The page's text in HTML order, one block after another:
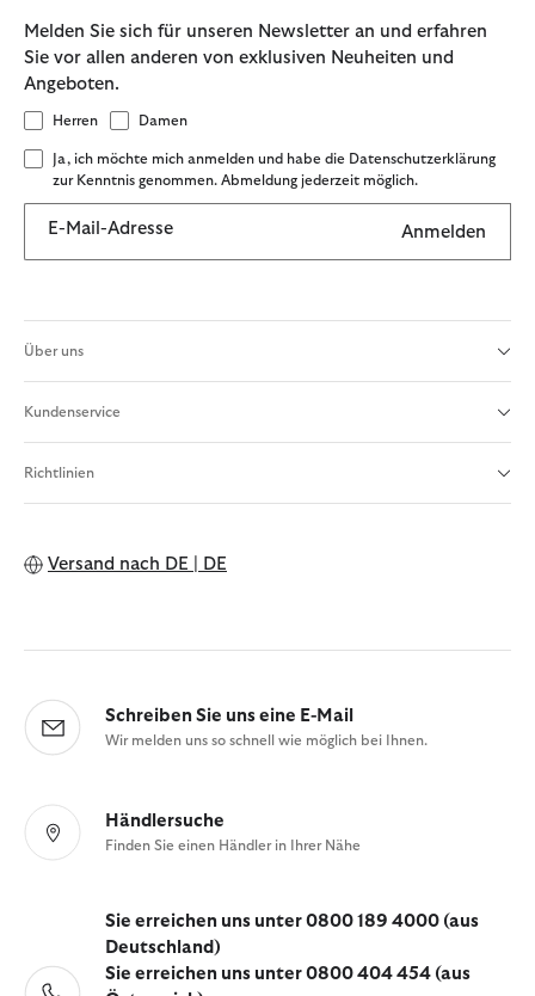
Melden Sie sich für unseren Newsletter an und erfahren
Sie vor allen anderen von exklusiven Neuheiten und
Angeboten.
Herren Damen
Ja, ich möchte mich anmelden und habe die Datenschutzerklärung
zur Kenntnis genommen. Abmeldung jederzeit möglich.
E-Mail-Adresse Anmelden
Über uns
Kundenservice
Richtlinien
Versand nach DE | DE
Schreiben Sie uns eine E-Mail
Wir melden uns so schnell wie möglich bei Ihnen.
Händlersuche
Finden Sie einen Händler in Ihrer Nähe
Sie erreichen uns unter 0800 189 4000 (aus
Deutschland)
Sie erreichen uns unter 0800 404 454 (aus